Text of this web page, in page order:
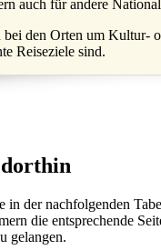
auch für andere
den Orten um Kultur-
Reiseziele sind.
in der nachfolgenden
die entsprechende
gelangen.